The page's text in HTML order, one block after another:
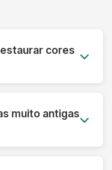
cores
tratamentos
das cores,
muito antigas